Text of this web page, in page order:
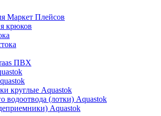
Маркет Плейсов
крюков
ПВХ
круглые Aquastok
водоотвода (лотки) Aquastok
Aquastok